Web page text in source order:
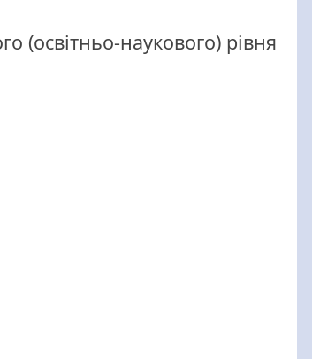
(освітньо-наукового) рівня